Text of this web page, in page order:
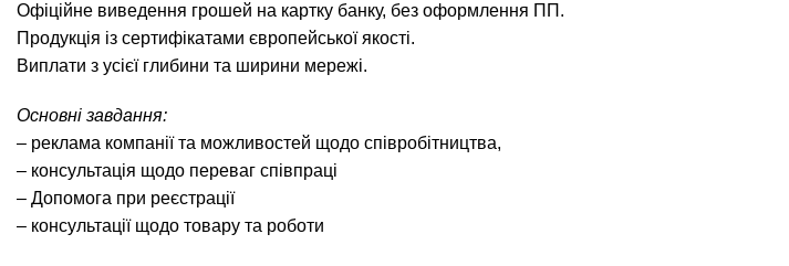
Офіційне виведення грошей на картку банку, без оформлення ПП.
Продукція із сертифікатами європейської якості.
Виплати з усієї глибини та ширини мережі.
Основні завдання:
– реклама компанії та можливостей щодо співробітництва,
– консультація щодо переваг співпраці
– Допомога при реєстрації
– консультації щодо товару та роботи